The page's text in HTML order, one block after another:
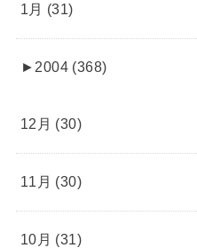
1月 (31)
► 2004 (368)
12月 (30)
11月 (30)
10月 (31)